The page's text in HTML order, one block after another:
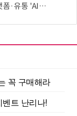
전트 시대' 개막